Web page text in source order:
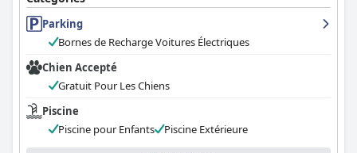
Parking
Bornes de Recharge Voitures Électriques
Chien Accepté
Gratuit Pour Les Chiens
Piscine
Piscine pour Enfants
Piscine Extérieure